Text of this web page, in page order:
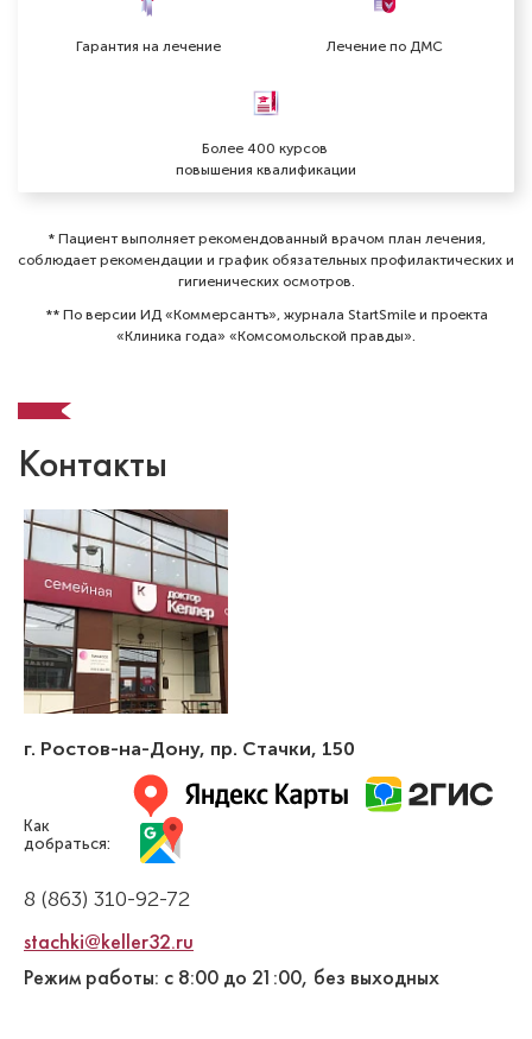
Гарантия на лечение Лечение по ДМС
Более 400 курсов
повышения квалификации
* Пациент выполняет рекомендованный врачом план лечения,
соблюдает рекомендации и график обязательных профилактических и
гигиенических осмотров⁠.
** По версии ИД «Коммерсантъ», журнала StartSmile и проекта
«Клиника года» «Комсомольской правды».
Контакты
г. Ростов-на-Дону, пр. Стачки, 150
Как
добраться:
8 (863) 310-92-72
stachki@keller32.ru
Режим работы: с 8:00 до 21:00, без выходных